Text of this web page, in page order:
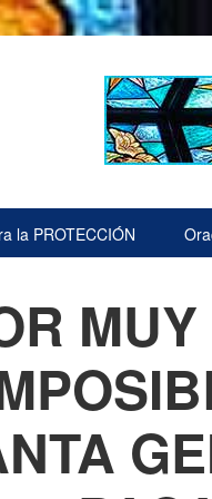
la PROTECCIÓN
MUY